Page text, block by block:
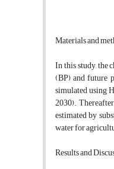
Materials and
In this study, the
(BP) and future
simulated using
2030).
estimated by
water for
Results and